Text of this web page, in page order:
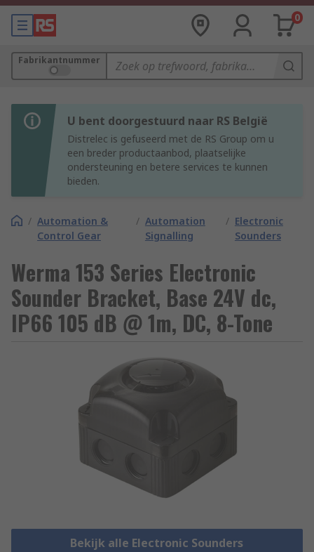
0
Fabrikantnummer
U bent doorgestuurd naar RS België
Distrelec is gefuseerd met de RS Group om u
een breder productaanbod, plaatselijke
ondersteuning en betere services te kunnen
bieden.
/ Automation &
Control Gear
/ Automation
Signalling
/ Electronic
Sounders
Werma 153 Series Electronic
Sounder Bracket, Base 24V dc,
IP66 105 dB @ 1m, DC, 8-Tone
Bekijk alle Electronic Sounders